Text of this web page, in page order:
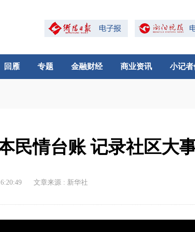
回雁 专题 金融财经 商业资讯 小记
民情台账 记录社区大
文章来源 : 新华社